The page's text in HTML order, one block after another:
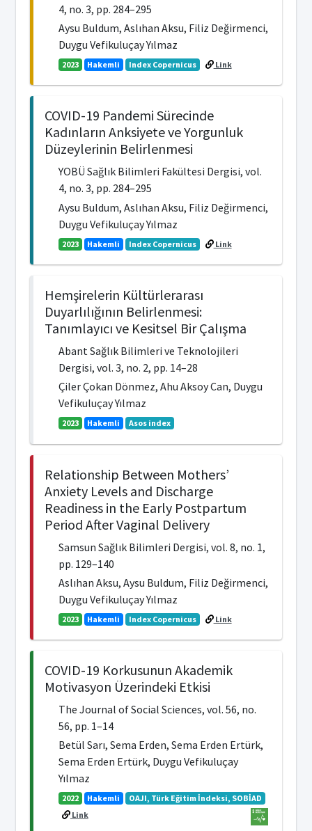
4, no. 3, pp. 284–295
Aysu Buldum, Aslıhan Aksu, Filiz Değirmenci,
Duygu Vefikuluçay Yılmaz
2023 Hakemli Index Copernicus Link
COVID-19 Pandemi Sürecinde
Kadınların Anksiyete ve Yorgunluk
Düzeylerinin Belirlenmesi
YOBÜ Sağlık Bilimleri Fakültesi Dergisi, vol.
4, no. 3, pp. 284–295
Aysu Buldum, Aslıhan Aksu, Filiz Değirmenci,
Duygu Vefikuluçay Yılmaz
2023 Hakemli Index Copernicus Link
Hemşirelerin Kültürlerarası
Duyarlılığının Belirlenmesi:
Tanımlayıcı ve Kesitsel Bir Çalışma
Abant Sağlık Bilimleri ve Teknolojileri
Dergisi, vol. 3, no. 2, pp. 14–28
Çiler Çokan Dönmez, Ahu Aksoy Can, Duygu
Vefikuluçay Yılmaz
2023 Hakemli Asos index
Relationship Between Mothers’
Anxiety Levels and Discharge
Readiness in the Early Postpartum
Period After Vaginal Delivery
Samsun Sağlık Bilimleri Dergisi, vol. 8, no. 1,
pp. 129–140
Aslıhan Aksu, Aysu Buldum, Filiz Değirmenci,
Duygu Vefikuluçay Yılmaz
2023 Hakemli Index Copernicus Link
COVID-19 Korkusunun Akademik
Motivasyon Üzerindeki Etkisi
The Journal of Social Sciences, vol. 56, no.
56, pp. 1–14
Betül Sarı, Sema Erden, Sema Erden Ertürk,
Sema Erden Ertürk, Duygu Vefikuluçay
Yılmaz
2022 Hakemli
OAJI, Türk Eğitim İndeksi, SOBİAD
Link